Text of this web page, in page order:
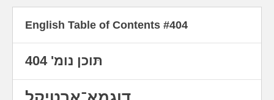
„ווען האָט ייִדיש עמיגרירט קיין פֿינלאַנד?״,
„צי האָט סעלמאַ לאַגערלעף געקענט ייִדיש?
״, „ווי הייסן די שוועדישע
כּמעט־דזשיגאַן־און־שומאַכער?״, „זינט ווען
English Table of Contents #404
תּוכן נומ' 404